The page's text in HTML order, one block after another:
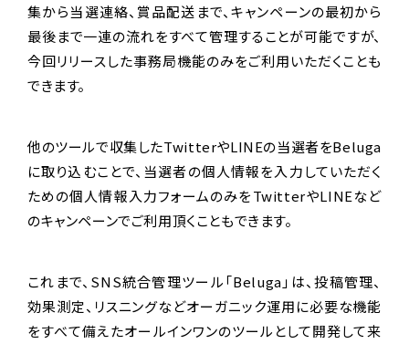
集から当選連絡、賞品配送まで、キャンペーンの最初から
最後まで一連の流れをすべて管理することが可能ですが、
今回リリースした事務局機能のみをご利用いただくことも
できます。
他のツールで収集したTwitterやLINEの当選者をBeluga
に取り込むことで、当選者の個人情報を入力していただく
ための個人情報入力フォームのみをTwitterやLINEなど
のキャンペーンでご利用頂くこともできます。
これまで、SNS統合管理ツール「Beluga」は、投稿管理、
効果測定、リスニングなどオーガニック運用に必要な機能
をすべて備えたオールインワンのツールとして開発して来